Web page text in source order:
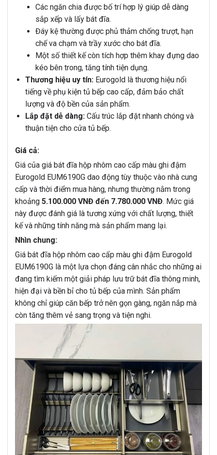
Các ngăn chia được bố trí hợp lý giúp dễ dàng
sắp xếp và lấy bát đĩa.
Đáy kệ thường được phủ thảm chống trượt, hạn
chế va chạm và trầy xước cho bát đĩa.
Một số thiết kế còn tích hợp thêm khay đựng dao
kéo bên trong, tăng tính tiện dụng.
Thương hiệu uy tín:Eurogold là thương hiệu nổi
tiếng về phụ kiện tủ bếp cao cấp, đảm bảo chất
lượng và độ bền của sản phẩm.
Lắp đặt dễ dàng:Cấu trúc lắp đặt nhanh chóng và
thuận tiện cho cửa tủ bếp.
Giá cả:
Giá của giá bát đĩa hộp nhôm cao cấp màu ghi đậm
Eurogold EUM6190G dao động tùy thuộc vào nhà cung
cấp và thời điểm mua hàng, nhưng thường nằm trong
khoảng 5.100.000 VNĐ đến 7.780.000 VNĐ. Mức giá
này được đánh giá là tương xứng với chất lượng, thiết
kế và những tính năng mà sản phẩm mang lại.
Nhìn chung:
Giá bát đĩa hộp nhôm cao cấp màu ghi đậm Eurogold
EUM6190G là một lựa chọn đáng cân nhắc cho những ai
đang tìm kiếm một giải pháp lưu trữ bát đĩa thông minh,
hiện đại và bền bỉ cho tủ bếp của mình. Sản phẩm
không chỉ giúp căn bếp trở nên gọn gàng, ngăn nắp mà
còn tăng thêm vẻ sang trọng và tiện nghi.